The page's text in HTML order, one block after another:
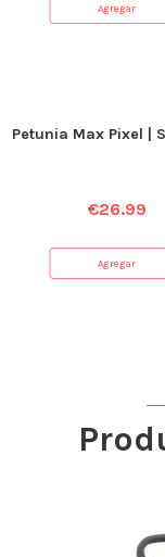
Agregar
Petunia Max Pixel |
€26.99
Agregar